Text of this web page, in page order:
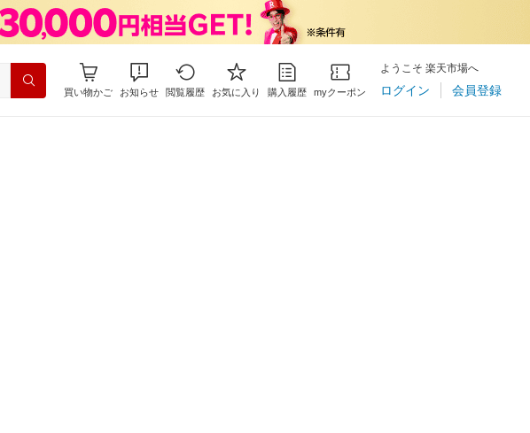
買い物かご お知らせ 閲覧履歴 お気に入り 購入履歴 myクーポン
ようこそ 楽天市場へ
ログイン 会員登録